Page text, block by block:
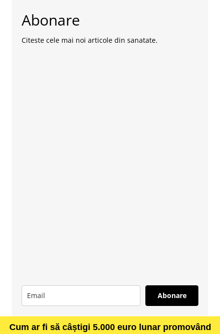
Abonare
Citeste cele mai noi articole din sanatate.
Abonare
Cum ar fi să câștigi 5.000 euro lunar promovând